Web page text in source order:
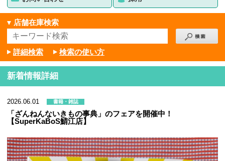
店舗在庫検索
詳細検索 検索の使い方
新着情報詳細
「ざんねんないきもの事典」のフェアを開催中！
【SuperKaBoS鯖江店】
2026.06.01 書籍・雑誌